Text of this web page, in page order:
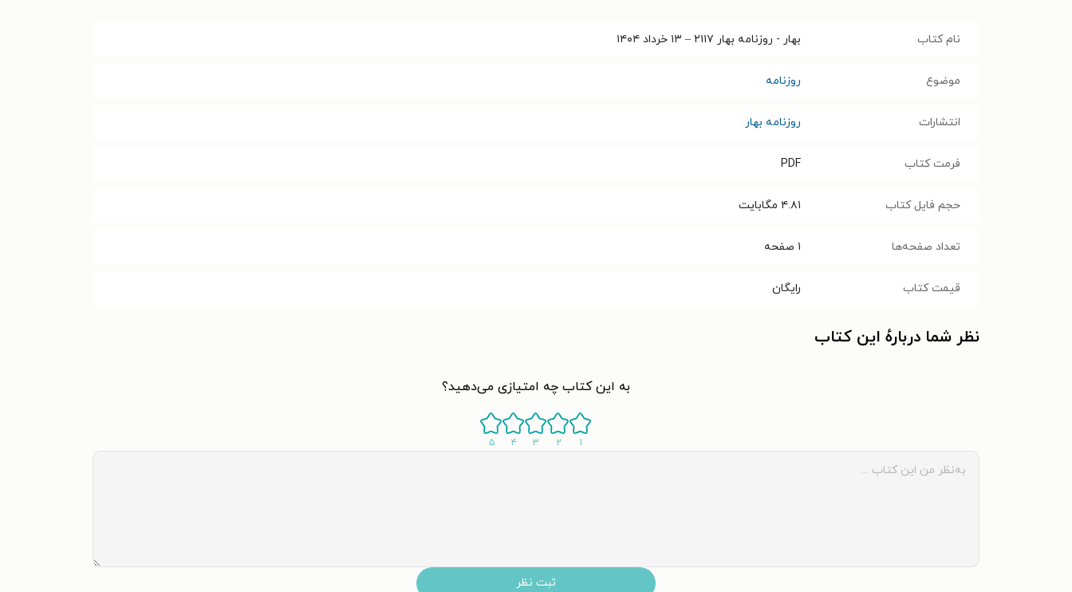
نام کتاب بهار - روزنامه بهار ۲۱۱۷ – ۱۳ خرداد ۱۴۰۴
موضوع روزنامه
انتشارات روزنامه بهار
فرمت کتاب PDF
حجم فایل کتاب ۴.۸۱ مگابایت
تعداد صفحه‌ها ۱ صفحه
قیمت کتاب رایگان
نظر شما دربارهٔ این کتاب
به این کتاب چه امتیازی می‌دهید؟
۱ ۲ ۳ ۴ ۵
ثبت نظر